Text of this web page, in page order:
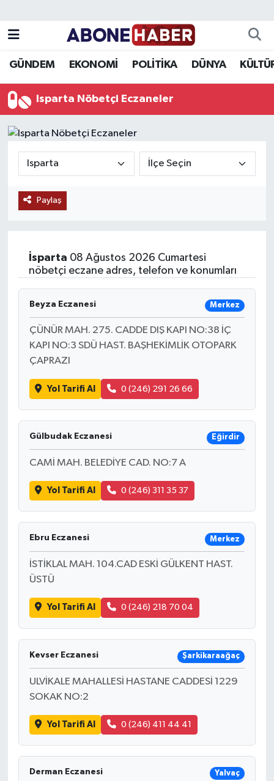
GÜNDEM EKONOMİ POLİTİKA DÜNYA
Isparta Nöbetçi Eczaneler
Paylaş
İsparta 08 Ağustos 2026 Cumartesi
nöbetçi eczane adres, telefon ve konumları
Beyza Eczanesi Merkez
ÇÜNÜR MAH. 275. CADDE DIŞ KAPI NO:38 İÇ
KAPI NO:3 SDÜ HAST. BAŞHEKİMLİK OTOPARK
ÇAPRAZI
Yol Tarifi Al 0 (246) 291 26 66
Gülbudak Eczanesi Eğirdir
CAMİ MAH. BELEDİYE CAD. NO:7 A
Yol Tarifi Al 0 (246) 311 35 37
Ebru Eczanesi Merkez
İSTİKLAL MAH. 104.CAD ESKİ GÜLKENT HAST.
ÜSTÜ
Yol Tarifi Al 0 (246) 218 70 04
Kevser Eczanesi Şarkikaraağaç
ULVİKALE MAHALLESİ HASTANE CADDESİ 1229
SOKAK NO:2
Yol Tarifi Al 0 (246) 411 44 41
Derman Eczanesi Yalvaç
Asayiş
Bilim ve Teknoloji
Çevre
Eğitim
Genel
Gündem
Haberde İnsan
Kültür Sanat
Magazin
Politika
Sağlık
Yaşam
Yerel
AboneHaber Özel
Süper Lig Puan Durumu ve Fikstür
Tüm Manşetler
Son Dakika Haberleri